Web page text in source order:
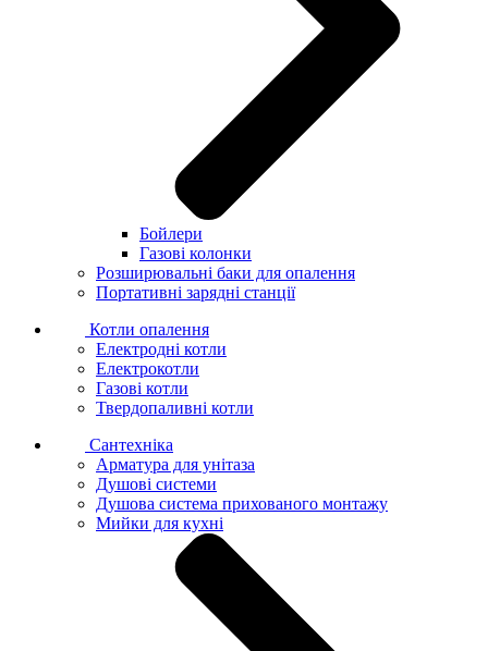
Бойлери
Газові колонки
Розширювальні баки для опалення
Портативні зарядні станції
Котли опалення
Електродні котли
Електрокотли
Газові котли
Твердопаливні котли
Сантехніка
Арматура для унітаза
Душові системи
Душова система прихованого монтажу
Мийки для кухні